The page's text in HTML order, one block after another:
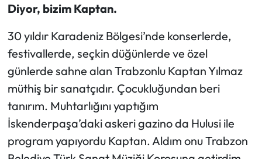
Diyor, bizim Kaptan.
30 yıldır Karadeniz Bölgesi’nde konserlerde,
festivallerde, seçkin düğünlerde ve özel
günlerde sahne alan Trabzonlu Kaptan Yılmaz
müthiş bir sanatçıdır. Çocukluğundan beri
tanırım. Muhtarlığını yaptığım
İskenderpaşa’daki askeri gazino da Hulusi ile
program yapıyordu Kaptan. Aldım onu Trabzon